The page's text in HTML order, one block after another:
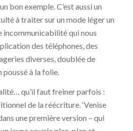
bon exemple. C’est aussi un
à traiter sur un mode léger un
incommunicabilité qui nous
des téléphones, des
diverses, doublée de
à la folie.
qu’il faut freiner parfois :
de la réécriture. ‘Venise
une première version – qui